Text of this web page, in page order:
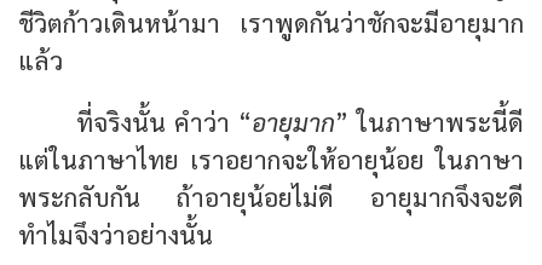
ชีวิตก้าวเดินหน้ามา เราพูดกันว่าชักจะมีอายุมาก
แล้ว
ที่จริงนั้น คำว่า “อายุมาก” ในภาษาพระนี้ดี
แต่ในภาษาไทย เราอยากจะให้อายุน้อย ในภาษา
พระกลับกัน ถ้าอายุน้อยไม่ดี อายุมากจึงจะดี
ทำไมจึงว่าอย่างนั้น